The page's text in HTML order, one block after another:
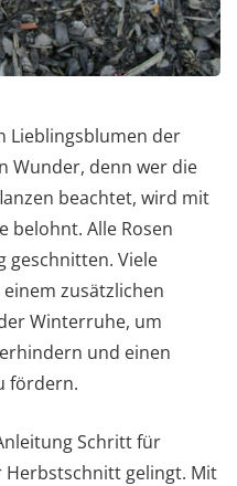
Lieblingsblumen der
Wunder, denn wer die
beachtet, wird mit
belohnt. Alle Rosen
geschnitten. Viele
zusätzlichen
Winterruhe, um
und einen
fördern.
Schritt für
Herbstschnitt gelingt. Mit